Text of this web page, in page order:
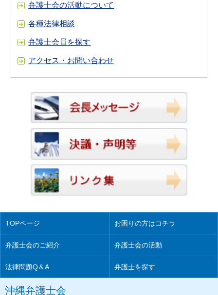
弁護士会の活動について
各種法律相談
弁護士会員を探す
アクセス・お問い合わせ
TOPページ お困りの方はコチラ
弁護士会のご紹介 弁護士会の活動
法律問題Q＆A 弁護士を探す
沖縄弁護士会